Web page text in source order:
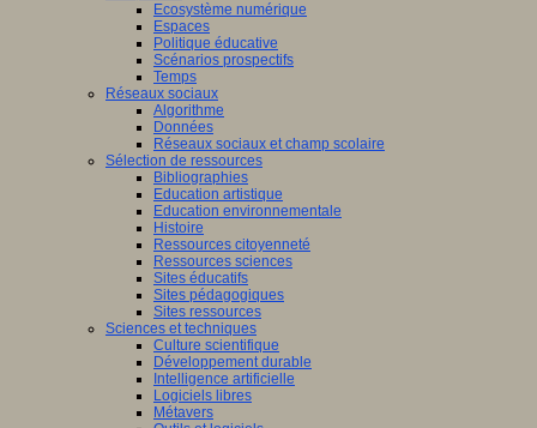
Ecosystème numérique
Espaces
Politique éducative
Scénarios prospectifs
Temps
Réseaux sociaux
Algorithme
Données
Réseaux sociaux et champ scolaire
Sélection de ressources
Bibliographies
Education artistique
Education environnementale
Histoire
Ressources citoyenneté
Ressources sciences
Sites éducatifs
Sites pédagogiques
Sites ressources
Sciences et techniques
Culture scientifique
Développement durable
Intelligence artificielle
Logiciels libres
Métavers